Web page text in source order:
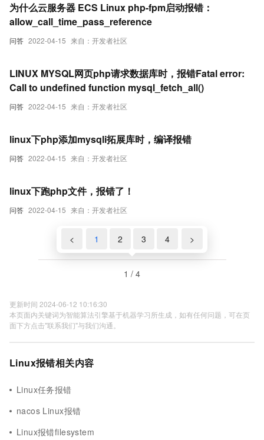
问答 2022-04-15 来自：开发者社区
为什么云服务器 ECS Linux php-fpm启动报错：
allow_call_time_pass_reference
问答 2022-04-15 来自：开发者社区
LINUX MYSQL网页php请求数据库时，报错Fatal error:
Call to undefined function mysql_fetch_all()
问答 2022-04-15 来自：开发者社区
linux下php添加mysqli拓展库时，编译报错
问答 2022-04-15 来自：开发者社区
linux下跑php文件，报错了！
< 1 2 3 4 >
1 / 4
更新时间 2024-06-12 10:16:30
本页面内关键词为智能算法引擎基于机器学习所生成，如有任何问题，可在页
面下方点击"联系我们"与我们沟通。
Linux报错相关内容
Linux任务报错
nacos Linux报错
Linux报错filesystem